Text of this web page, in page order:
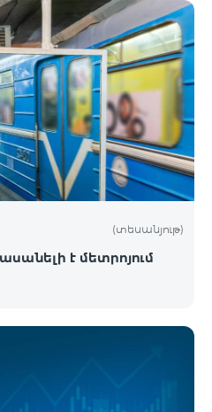
տիպի կայմ Երևան
շրջանի
թաղամասին
շարժական
նախագծին կարող եք
դեպքում խնդրում
Արմենիա»
հեռխոսահամար
(տեսանյութ)
է մետրոյում